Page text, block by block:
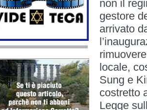
non il
gestore
arrivato
locale,
Sung e
costretto
Legge